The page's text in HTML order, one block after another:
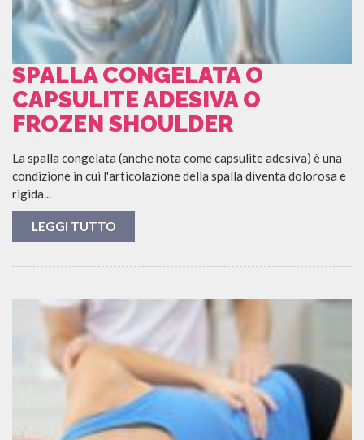
SPALLA CONGELATA O
CAPSULITE ADESIVA O
FROZEN SHOULDER
La spalla congelata (anche nota come capsulite adesiva) è una
condizione in cui l'articolazione della spalla diventa dolorosa e
rigida...
LEGGI TUTTO